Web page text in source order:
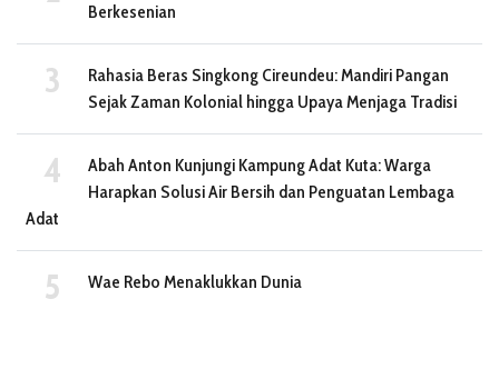
Berkesenian
Rahasia Beras Singkong Cireundeu: Mandiri Pangan
Sejak Zaman Kolonial hingga Upaya Menjaga Tradisi
Abah Anton Kunjungi Kampung Adat Kuta: Warga
Harapkan Solusi Air Bersih dan Penguatan Lembaga
Adat
Wae Rebo Menaklukkan Dunia